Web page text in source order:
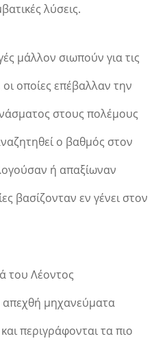
λύσεις.
μάλλον σιωπούν για τις
οι οποίες επέβαλλαν την
στους πολέμους
ο βαθμός στον
ή απαξίωναν
βασίζονταν εν γένει στον
του Λέοντος
απεχθή μηχανεύματα
περιγράφονται τα πιο